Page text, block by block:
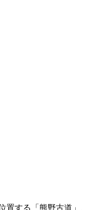
する「熊野古道」、